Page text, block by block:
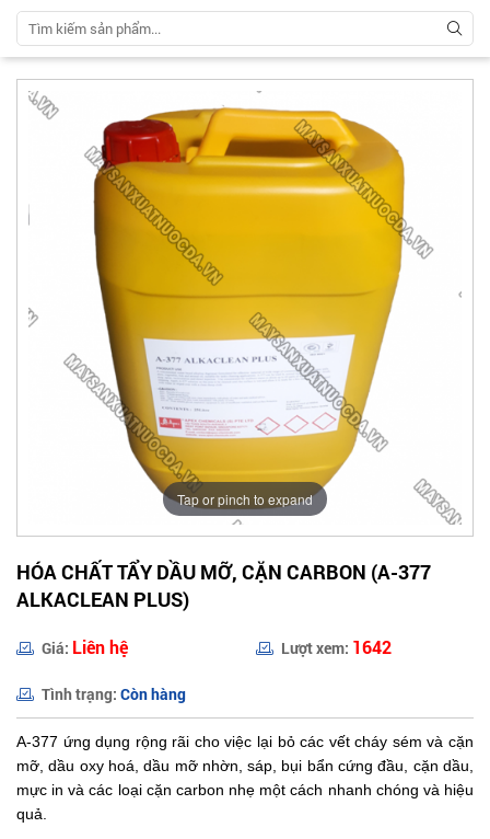
Tap or pinch to expand
HÓA CHẤT TẨY DẦU MỠ, CẶN CARBON (A-377
ALKACLEAN PLUS)
Giá: Liên hệ Lượt xem: 1642
Tình trạng: Còn hàng
A-377 ứng dụng rộng rãi cho việc lại bỏ các vết cháy sém và cặn
mỡ, dầu oxy hoá, dầu mỡ nhờn, sáp, bụi bẩn cứng đầu, cặn dầu,
mực in và các loại cặn carbon nhẹ một cách nhanh chóng và hiệu
quả.